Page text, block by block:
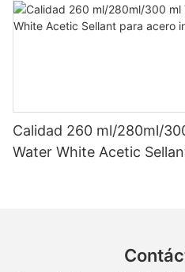
Calidad 260 ml/280ml/
Water White Acetic